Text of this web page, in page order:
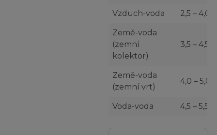
Vzduch-voda 2,5 – 4,0
Země-voda
(zemní
kolektor)
3,5 – 4,5
Země-voda
(zemní vrt)
4,0 – 5,0
Voda-voda 4,5 – 5,5